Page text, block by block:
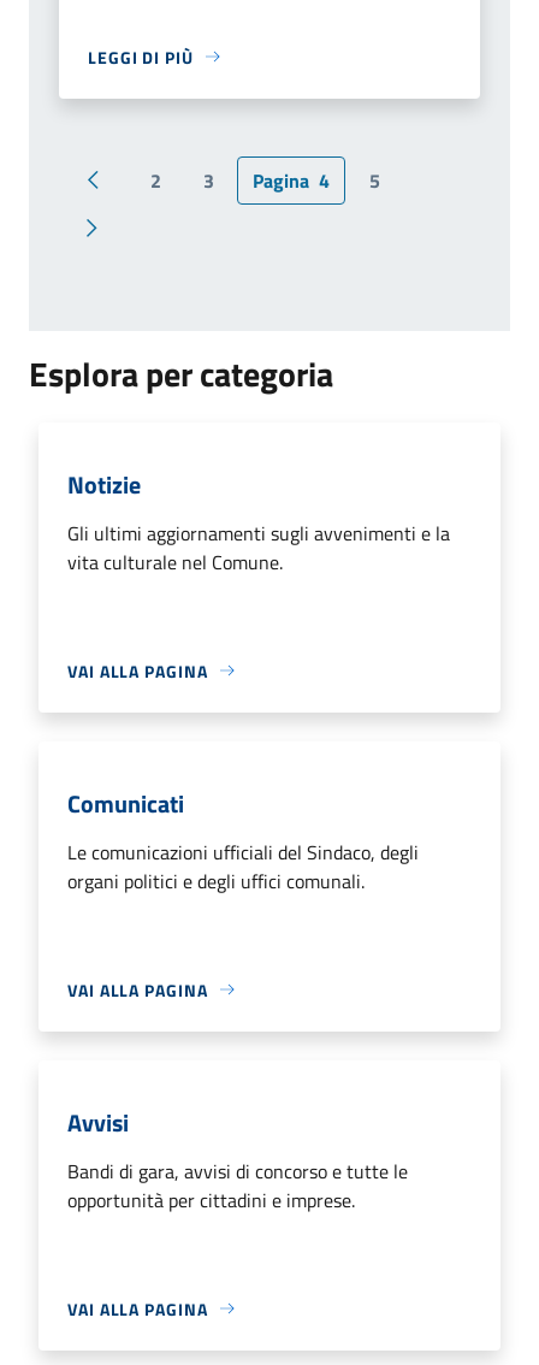
LEGGI DI PIÙ
Pagina precedente
2 3 Pagina 4 5
Pagina successiva
Esplora per categoria
Notizie
Gli ultimi aggiornamenti sugli avvenimenti e la
vita culturale nel Comune.
VAI ALLA PAGINA
Comunicati
Le comunicazioni ufficiali del Sindaco, degli
organi politici e degli uffici comunali.
VAI ALLA PAGINA
Avvisi
Bandi di gara, avvisi di concorso e tutte le
opportunità per cittadini e imprese.
VAI ALLA PAGINA